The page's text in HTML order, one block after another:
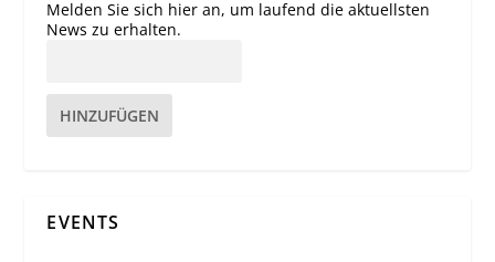
Melden Sie sich hier an, um laufend die aktuellsten
News zu erhalten.
HINZUFÜGEN
EVENTS